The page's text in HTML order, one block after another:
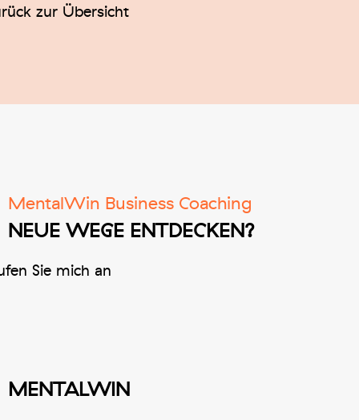
zur Übersicht
MentalWin Business Coaching
NEUE WEGE ENTDECKEN?
Sie mich an
MENTALWIN